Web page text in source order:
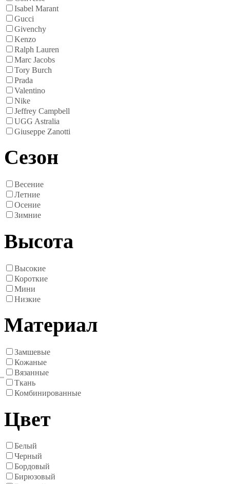
Isabel Marant
Gucci
Givenchy
Kenzo
Ralph Lauren
Marc Jacobs
Tory Burch
Prada
Valentino
Nike
Jeffrey Campbell
UGG Astralia
Giuseppe Zanotti
Сезон
Весение
Летние
Осение
Зимние
Высота
Высокие
Короткие
Мини
Низкие
Материал
Замшевые
Кожаные
Вязанные
Ткань
Комбинированные
Цвет
Белый
Черный
Бордовый
Бирюзовый